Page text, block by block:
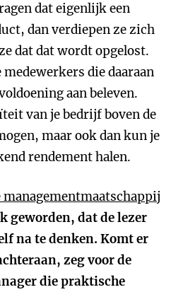
dat eigenlijk een
dan verdiepen ze zich
dat dat wordt opgelost.
die daaraan
aan beleven.
van je bedrijf boven de
maar ook dan kun je
rendement halen.
managementmaatschappij
geworden, dat de lezer
na te denken. Komt er
zeg voor de
die praktische